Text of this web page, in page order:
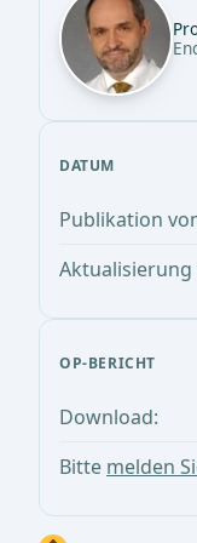
DATUM
Publikation
Aktualisierung
OP-BERICHT
Download:
Bitte melden